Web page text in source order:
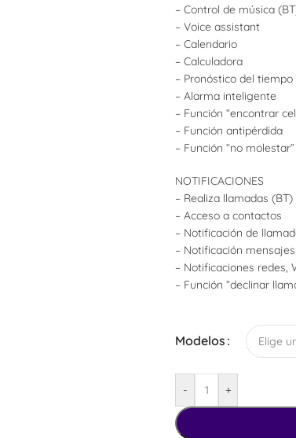
CÓMO
Cantidad
y
Ir al
– Control de música
– Voice assistant
– Calendario
– Calculadora
– Pronóstico del tiempo
– Alarma inteligente
– Función “encontrar
– Función antipérdida
– Función “no molestar”
NOTIFICACIONES
– Realiza llamadas (BT)
– Acceso a contactos
– Notificación de
– Notificación
– Notificaciones redes,
– Función “declinar
Modelos
- +